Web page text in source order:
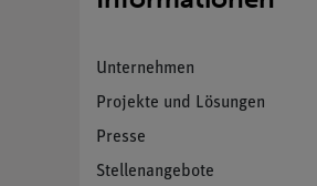
Unternehmen
Projekte und Lösungen
Presse
Stellenangebote